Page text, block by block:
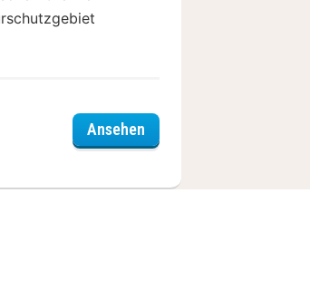
AnsehenIbis De Panne